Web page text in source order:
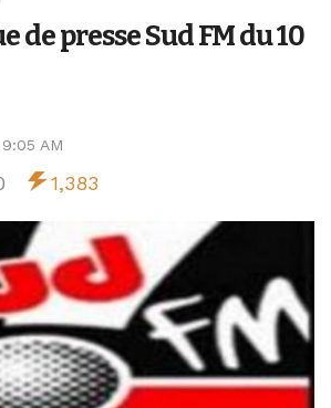
de presse Sud FM du 10
AM
1,383